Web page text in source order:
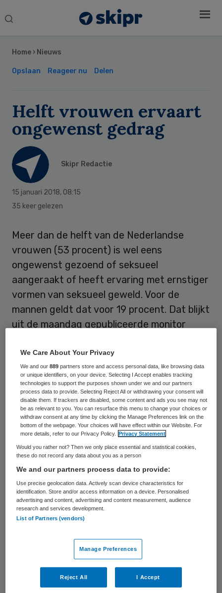
Search
Home › Nieuws
Opslaan Reageer nu Delen
Helft vrouwen ervaart
ongewenst gedrag
Skipr Redactie
15 januari 2018, 08:15
35 keer gelezen
Meer dan de helft van de Nederlandse
vrouwen (53 procent) is wel eens
ongewenst gezoend of seksueel
aangeraakt of heeft ervaring met ernstiger
vormen van seksueel geweld. Voor de
mannen geldt dat voor 19 procent. Dat blijkt
uit de maandag gepubliceerde monitor
kenniscentrum Rutgers.
Aan het onderzoek, dat eens in de vier jaar
wordt uitgevoerd, deden 17 duizend
Nederlanders van achttien tot tachtig jaar
oud mee. Over het algemeen blijken
Nederlanders tevreden te zijn over hun
seksleven. Ruim 92 procent van de mannen
en driekwart van de vrouwen geniet
doorgaans “erg” van de seks, zo zeggen ze
zelf. Als mensen ontevreden zijn, ligt dat
meestal niet aan de kwaliteit van het
problemen spelen vooral bij mannen boven
de zeventig (onder meer erectieproblemen)
en vrouwen onder de vijfentwintig
(bijvoorbeeld pijn bij het vrijen).
Sidebar
We Care About Your Privacy
We and our889 partners store and access personal data, like browsing data
or unique identifiers, on your device. Selecting I Accept enables tracking
technologies to support the purposes shown under we and our partners
process data to provide. Selecting Reject All or withdrawing your consent will
disable them. If trackers are disabled, some content and ads you see may not
be as relevant to you. You can resurface this menu to change your choices or
withdraw consent at any time by clicking the Manage Preferences link on the
bottom of the webpage. Your choices will have effect within our Website. For
more details, refer to our Privacy Policy.
Privacy Statement
Would you rather not? Then we only place essential and statistical cookies,
these do not record any data about you as a person
We and our partners process data to provide:
Use precise geolocation data. Actively scan device characteristics for
identification. Store and/or access information on a device. Personalised
advertising and content, advertising and content measurement, audience
research and services development.
List of Partners (vendors)
Manage Preferences
Reject All I Accept